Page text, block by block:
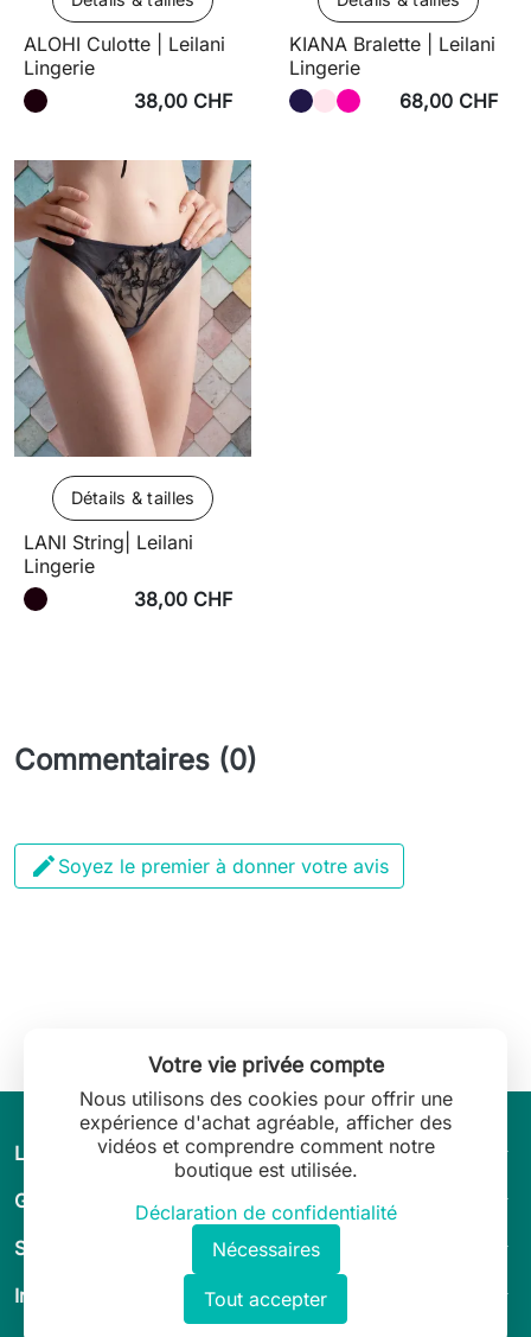
ALOHI Culotte | Leilani
Lingerie
38,00 CHF
KIANA Bralette | Leilani
Lingerie
68,00 CHF
Détails & tailles
LANI String| Leilani
Lingerie
38,00 CHF
Commentaires (0)
 Soyez le premier à donner votre avis
L’univers de Leilani Lingerie arrow_drop_down
Guide & conseils arrow_drop_down
Service client arrow_drop_down
Informations légales arrow_drop_down
Votre vie privée compte
Nous utilisons des cookies pour offrir une
expérience d'achat agréable, afficher des
vidéos et comprendre comment notre
boutique est utilisée.
Déclaration de confidentialité
Nécessaires
Tout accepter